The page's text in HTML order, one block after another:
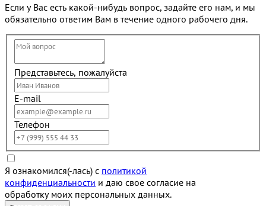
Если у Вас есть какой-нибудь вопрос, задайте его нам, и мы
обязательно ответим Вам в течение одного рабочего дня.
Представьтесь, пожалуйста
E-mail
Телефон
Я ознакомился(-лась) с политикой
конфиденциальности и даю свое согласие на
обработку моих персональных данных.